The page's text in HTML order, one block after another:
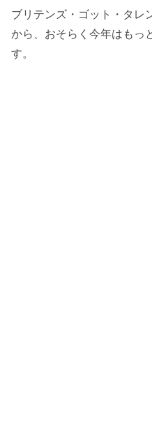
ブリテンズ・ゴット・タレ
から、おそらく今年はもっ
す。